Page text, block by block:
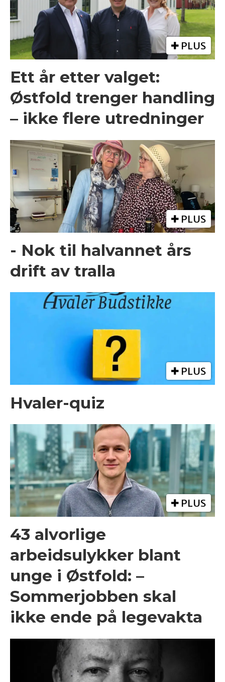
PLUS
Ett år etter valget:
Østfold trenger handling
– ikke flere utredninger
PLUS
- Nok til halvannet års
drift av tralla
PLUS
Hvaler-quiz
PLUS
43 alvorlige
arbeidsulykker blant
unge i Østfold: –
Sommerjobben skal
ikke ende på legevakta